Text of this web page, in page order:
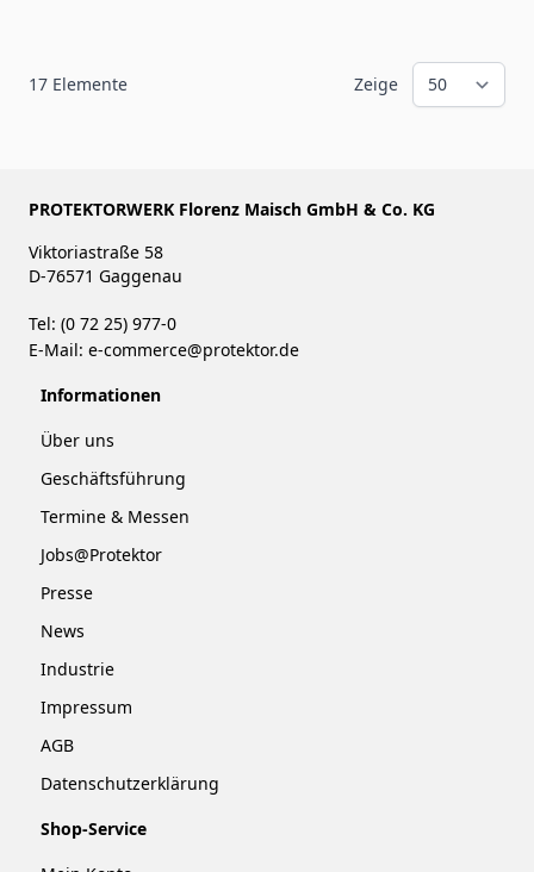
17 Elemente Zeige
PROTEKTORWERK Florenz Maisch GmbH & Co. KG
Viktoriastraße 58
D-76571 Gaggenau
Tel: (0 72 25) 977-0
E-Mail: e-commerce@protektor.de
Informationen
Über uns
Geschäftsführung
Termine & Messen
Jobs@Protektor
Presse
News
Industrie
Impressum
AGB
Datenschutzerklärung
Shop-Service